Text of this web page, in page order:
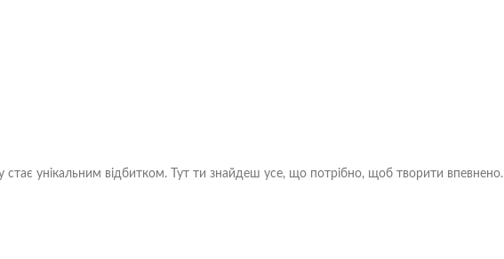
стає унікальним відбитком. Тут ти знайдеш усе, що потрібно, щоб творити впевнено.